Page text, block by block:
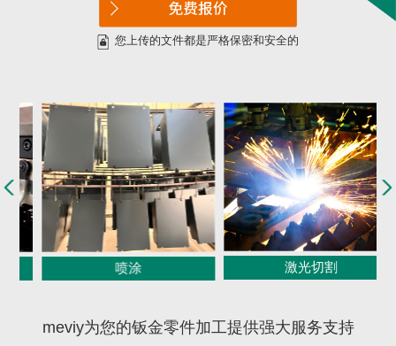
您上传的文件都是严格保密和安全的
喷涂 激光切割
meviy为您的钣金零件加工提供强大服务支持